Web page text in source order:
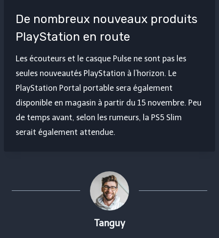
De nombreux nouveaux produits
PlayStation en route
Les écouteurs et le casque Pulse ne sont pas les
seules nouveautés PlayStation à l’horizon. Le
PlayStation Portal portable sera également
disponible en magasin à partir du 15 novembre. Peu
de temps avant, selon les rumeurs, la PS5 Slim
serait également attendue.
Tanguy